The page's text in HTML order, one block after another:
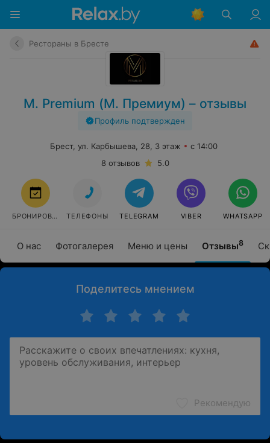
Рестораны в Бресте
М. Premium (М. Премиум) – отзывы
Профиль подтвержден
О нас Фотогалерея Меню и цены Отзывы8
Брест, ул. Карбышева, 28, 3 этаж
с 14:00
8 отзывов
5.0
БРОНИРОВАТЬ ТЕЛЕФОНЫ TELEGRAM VIBER WHATSAPP
Поделитесь мнением
Рекомендую